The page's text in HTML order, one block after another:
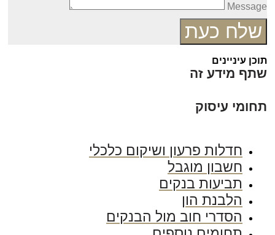
שלח כעת
עיניינים
מידע זה
עיסוק
חדלות פרעון ושיקום כלכלי
חשבון מוגבל
תביעות בנקים
הלבנת הון
הסדרי חוב מול הבנקים